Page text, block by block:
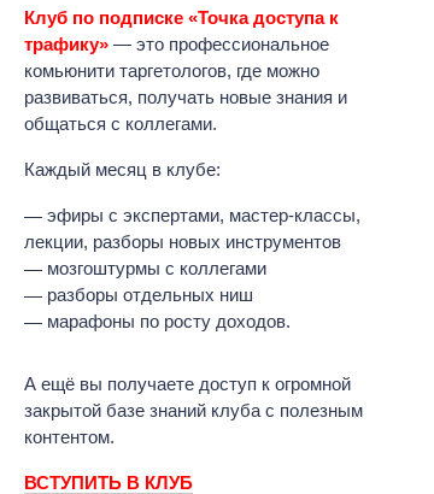
Клуб по подписке «Точка доступа к
трафику» — это профессиональное
комьюнити таргетологов, где можно
развиваться, получать новые знания и
общаться с коллегами.
Каждый месяц в клубе:
эфиры с экспертами, мастер-классы,
лекции, разборы новых инструментов
мозгоштурмы с коллегами
разборы отдельных ниш
марафоны по росту доходов.
А ещё вы получаете доступ к огромной
закрытой базе знаний клуба с полезным
контентом.
ВСТУПИТЬ В КЛУБ